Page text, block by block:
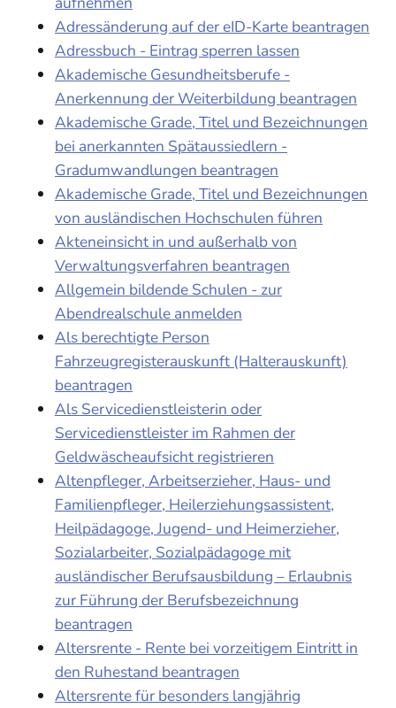
Adressänderung auf der eID-Karte beantragen
Adressbuch - Eintrag sperren lassen
Akademische Gesundheitsberufe -
Anerkennung der Weiterbildung beantragen
Akademische Grade, Titel und Bezeichnungen
bei anerkannten Spätaussiedlern -
Gradumwandlungen beantragen
Akademische Grade, Titel und Bezeichnungen
von ausländischen Hochschulen führen
Akteneinsicht in und außerhalb von
Verwaltungsverfahren beantragen
Allgemein bildende Schulen - zur
Abendrealschule anmelden
Als berechtigte Person
Fahrzeugregisterauskunft (Halterauskunft)
beantragen
Als Servicedienstleisterin oder
Servicedienstleister im Rahmen der
Geldwäscheaufsicht registrieren
Altenpfleger, Arbeitserzieher, Haus- und
Familienpfleger, Heilerziehungsassistent,
Heilpädagoge, Jugend- und Heimerzieher,
Sozialarbeiter, Sozialpädagoge mit
ausländischer Berufsausbildung – Erlaubnis
zur Führung der Berufsbezeichnung
beantragen
Altersrente - Rente bei vorzeitigem Eintritt in
den Ruhestand beantragen
Altersrente für besonders langjährig